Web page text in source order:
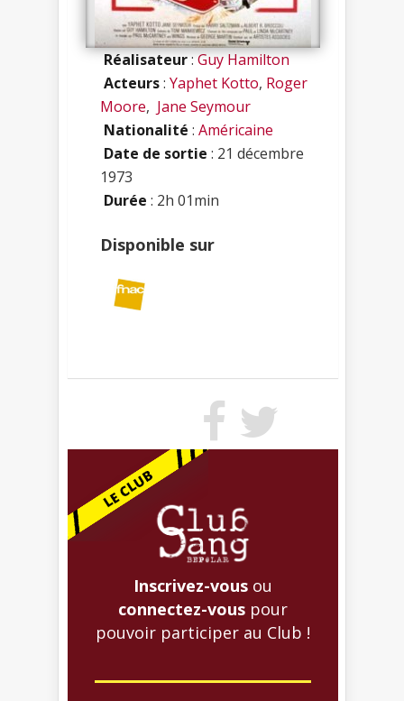
Réalisateur:Guy Hamilton
Acteurs: Yaphet Kotto, Roger
Moore, Jane Seymour
Nationalité : Américaine
Date de sortie : 21 décembre
1973
Durée : 2h 01min
Disponible sur
Inscrivez-vous ou
connectez-vous pour
pouvoir participer au Club !